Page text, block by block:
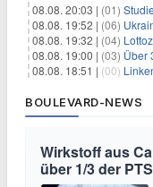
08.08. 20:03 | (01) Studie:
08.08. 19:52 | (06)
08.08. 19:32 | (04)
08.08. 19:00 | (03) Über
08.08. 18:51 | (00)
BOULEVARD-NEWS
Wirkstoff aus
über 1/3 der